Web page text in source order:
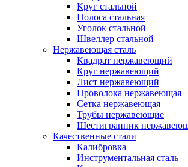
Круг стальной
Полоса стальная
Уголок стальной
Швеллер стальной
Нержавеющая сталь
Квадрат нержавеющий
Круг нержавеющий
Лист нержавеющий
Проволока нержавеющая
Сетка нержавеющая
Трубы нержавеющие
Шестигранник
Качественные стали
Калибровка
Инструментальная сталь